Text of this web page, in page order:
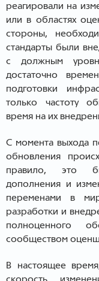
реагировали на
или в областях
стороны,
стандарты были
с должным
достаточно
подготовки
только частоту
время на их
С момента выхода
обновления
правило, это
дополнения и
переменами в
разработки и
полноценного
сообществом
В настоящее